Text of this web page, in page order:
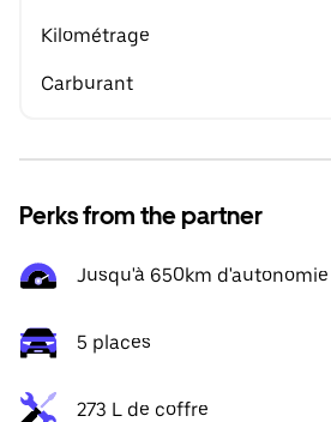
Kilométrage
Carburant
Perks from the partner
Jusqu'à 650km d'autonomie
5 places
273 L de coffre